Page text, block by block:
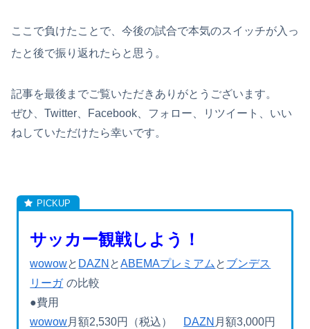
ここで負けたことで、今後の試合で本気のスイッチが入っ
たと後で振り返れたらと思う。
記事を最後までご覧いただきありがとうございます。
ぜひ、Twitter、Facebook、フォロー、リツイート、いい
ねしていただけたら幸いです。
サッカー観戦しよう！
wowowと DAZN とABEMAプレミアム と ブンデス
リーガ の比較
●費用
wowow月額2,530円（税込） DAZN 月額3,000円